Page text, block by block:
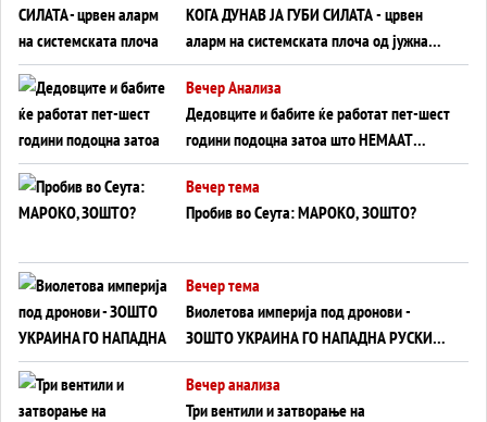
КОГА ДУНАВ ЈА ГУБИ СИЛАТА - црвен
аларм на системската плоча од јужна
Германија до Црното Море...
Вечер Анализа
Дедовците и бабите ќе работат пет-шест
години подоцна затоа што НЕМААТ
ВНУЦИ ДА ГИ ЗАМЕНАТ
Вечер тема
Пробив во Сеута: МАРОКО, ЗОШТО?
Вечер тема
Виолетова империја под дронови -
ЗОШТО УКРАИНА ГО НАПАДНА РУСКИОТ
WILDBERRIES
Вечер анализа
Три вентили и затворање на